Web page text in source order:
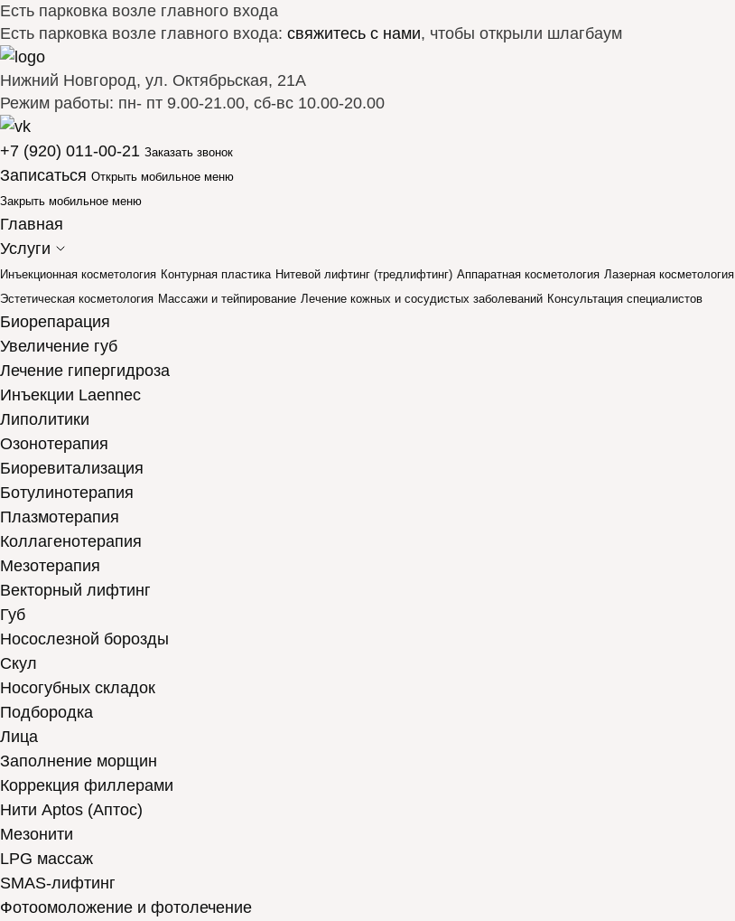
Есть парковка возле главного входа
Есть парковка возле главного входа: свяжитесь с нами, чтобы открыли шлагбаум
Нижний Новгород, ул. Октябрьская, 21А
Режим работы: пн- пт 9.00-21.00, сб-вс 10.00-20.00
+7 (920) 011-00-21 Заказать звонок
Записаться Открыть мобильное меню
Закрыть мобильное меню
Главная
Услуги
Инъекционная косметология Контурная пластика Нитевой лифтинг (тредлифтинг) Аппаратная косметология Лазерная косметология
Эстетическая косметология Массажи и тейпирование Лечение кожных и сосудистых заболеваний Консультация специалистов
Биорепарация
Увеличение губ
Лечение гипергидроза
Инъекции Laennec
Липолитики
Озонотерапия
Биоревитализация
Ботулинотерапия
Плазмотерапия
Коллагенотерапия
Мезотерапия
Векторный лифтинг
Губ
Носослезной борозды
Скул
Носогубных складок
Подбородка
Лица
Заполнение морщин
Коррекция филлерами
Нити Aptos (Аптос)
Мезонити
LPG массаж
SMAS-лифтинг
Фотоомоложение и фотолечение